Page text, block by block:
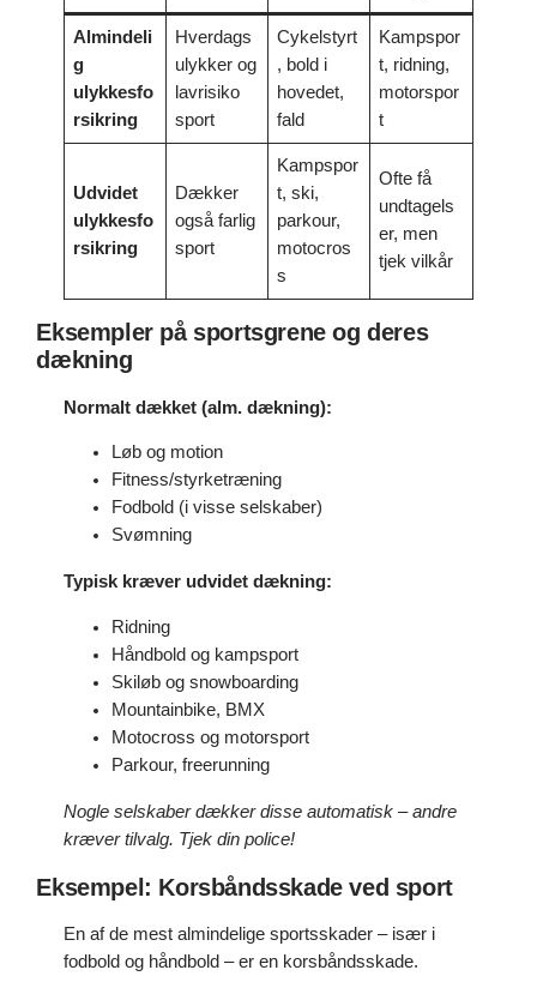
Almindeli
g
ulykkesfo
rsikring
Hverdags
ulykker og
lavrisiko
sport
Cykelstyrt
, bold i
hovedet,
fald
Kampspor
t, ridning,
motorspor
t
Udvidet
ulykkesfo
rsikring
Dækker
også farlig
sport
Kampspor
t, ski,
parkour,
motocros
s
Ofte få
undtagels
er, men
tjek vilkår
Eksempler på sportsgrene og deres
dækning
Normalt dækket (alm. dækning):
Løb og motion
Fitness/styrketræning
Fodbold (i visse selskaber)
Svømning
Typisk kræver udvidet dækning:
Ridning
Håndbold og kampsport
Skiløb og snowboarding
Mountainbike, BMX
Motocross og motorsport
Parkour, freerunning
Nogle selskaber dækker disse automatisk – andre
kræver tilvalg. Tjek din police!
Eksempel: Korsbåndsskade ved sport
En af de mest almindelige sportsskader – især i
fodbold og håndbold – er en korsbåndsskade.